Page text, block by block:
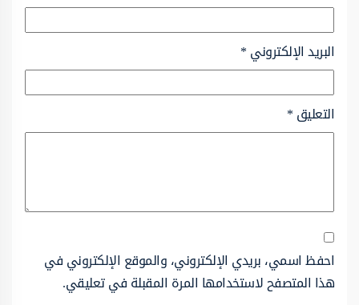
البريد الإلكتروني*
التعليق*
احفظ اسمي، بريدي الإلكتروني، والموقع الإلكتروني في
هذا المتصفح لاستخدامها المرة المقبلة في تعليقي.